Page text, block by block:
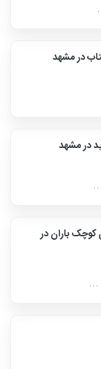
در مشهد
در مشهد
باران در